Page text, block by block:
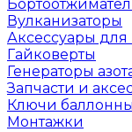
Вулканизаторы
Аксессуары для
Гайковерты
Генераторы
Запчасти и
Ключи
Монтажки